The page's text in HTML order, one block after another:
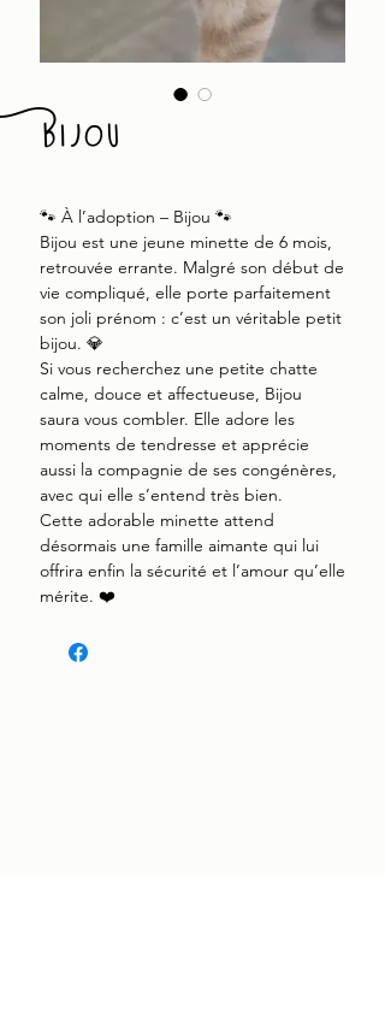
Bijou
🐾 À l’adoption – Bijou 🐾
Bijou est une jeune minette de 6 mois,
retrouvée errante. Malgré son début de
vie compliqué, elle porte parfaitement
son joli prénom : c’est un véritable petit
bijou. 💎
Si vous recherchez une petite chatte
calme, douce et affectueuse, Bijou
saura vous combler. Elle adore les
moments de tendresse et apprécie
aussi la compagnie de ses congénères,
avec qui elle s’entend très bien.
Cette adorable minette attend
désormais une famille aimante qui lui
offrira enfin la sécurité et l’amour qu’elle
mérite. ❤️